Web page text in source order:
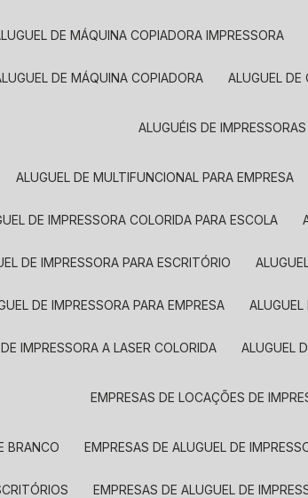
ALUGUEL DE MÁQUINA COPIADORA IMPRESSORA
ALUGUEL DE MÁQUINA COPIADORA ALUGUEL
ALUGUÉIS DE IMPRESSORAS
ALUGUEL DE MULTIFUNCIONAL PARA EMPRESA
DE IMPRESSORA COLORIDA PARA ESCOLA
DE IMPRESSORA PARA ESCRITÓRIO
DE IMPRESSORA PARA EMPRESA
DE IMPRESSORA A LASER COLORIDA ALUGUEL
EMPRESAS DE LOCAÇÕES DE
BRANCO EMPRESAS DE ALUGUEL DE
EMPRESAS DE ALUGUEL DE